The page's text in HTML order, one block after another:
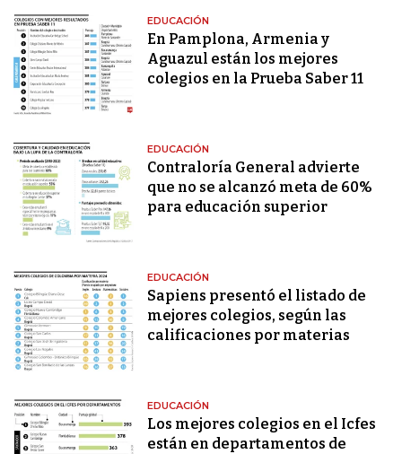
EDUCACIÓN
En Pamplona, Armenia y
Aguazul están los mejores
colegios en la Prueba Saber 11
EDUCACIÓN
Contraloría General advierte
que no se alcanzó meta de 60%
para educación superior
EDUCACIÓN
Sapiens presentó el listado de
mejores colegios, según las
calificaciones por materias
EDUCACIÓN
Los mejores colegios en el Icfes
están en departamentos de